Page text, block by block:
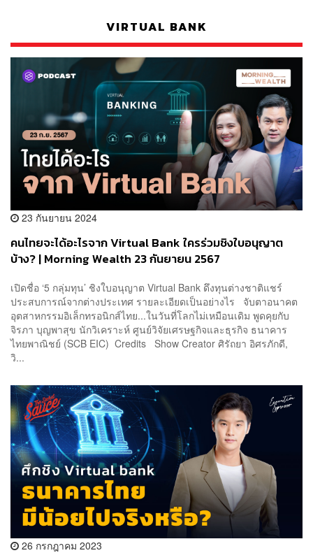
VIRTUAL BANK
23 กันยายน 2024
คนไทยจะได้อะไรจาก Virtual Bank ใครร่วมชิงใบอนุญาต
บ้าง? | Morning Wealth 23 กันยายน 2567
เปิดชื่อ ‘5 กลุ่มทุน’ ชิงใบอนุญาต Virtual Bank ดึงทุนต่างชาติแชร์
ประสบการณ์จากต่างประเทศ รายละเอียดเป็นอย่างไร จับตาอนาคต
อุตสาหกรรมอิเล็กทรอนิกส์ไทย...ในวันที่โลกไม่เหมือนเดิม พูดคุยกับ
จิรภา บุญพาสุข นักวิเคราะห์ ศูนย์วิจัยเศรษฐกิจและธุรกิจ ธนาคาร
ไทยพาณิชย์ (SCB EIC) Credits Show Creator ศิรัถยา อิศรภักดี,
วิ...
26 กรกฎาคม 2023